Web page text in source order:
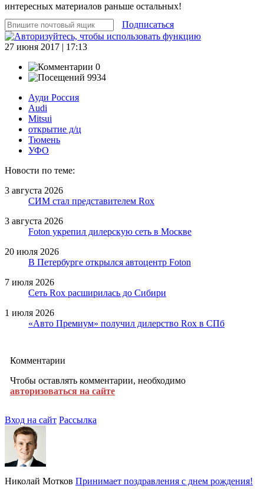
интересных материалов раньше остальных!
Подписаться
27 июня 2017 | 17:13
0
9934
Ауди Россия
Audi
Mitsui
открытие д/ц
Тюмень
УФО
Новости по теме:
3 августа 2026
СИМ стал представителем Rox
3 августа 2026
Foton укрепил дилерскую сеть в Москве
20 июля 2026
В Петербурге открылся автоцентр Foton
7 июля 2026
Сеть Rox расширилась до Сибири
1 июля 2026
«Авто Премиум» получил дилерство Rox в СПб
Комментарии
Чтобы оставлять комментарии, необходимо
авторизоваться на сайте
Вход на сайт Рассылка
Николай Мотков Принимает поздравления с днем рождения!